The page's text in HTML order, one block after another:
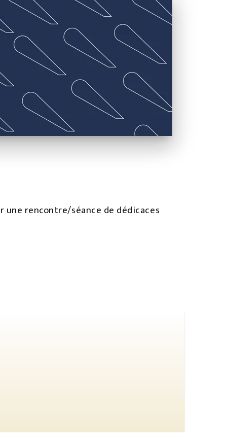
une rencontre/séance de dédicaces